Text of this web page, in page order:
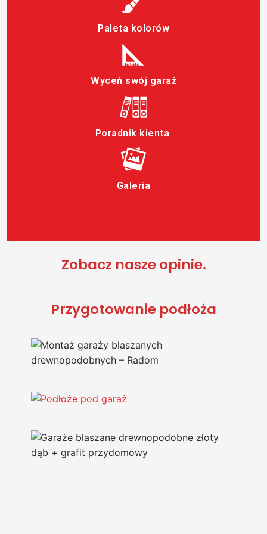
Paleta kolorów
Wyceń swój garaż
Poradnik kienta
Galeria
Zobacz nasze opinie.
Przygotowanie podłoża